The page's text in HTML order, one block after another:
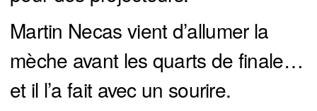
Martin Necas vient d’allumer la
mèche avant les quarts de finale…
et il l’a fait avec un sourire.